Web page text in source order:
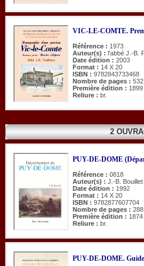
VIC-LE-COMTE.
Référence : 1973
Auteur(s) : l'abbé J.-B.
Date édition : 2003
Format : 14 X 20
ISBN : 9782843733468
Nombre de pages : 532
Première édition : 1899
Reliure : br.
2
PUY-DE-DOME
Référence : 0818
Auteur(s) : J.-B. Bouillet
Date édition : 1992
Format : 14 X 20
ISBN : 9782877607704
Nombre de pages : 288
Première édition : 1874
Reliure : br.
PUY-DE-DOME.